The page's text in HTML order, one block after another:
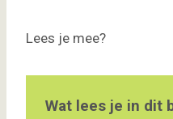
Lees je mee?
Wat lees je in dit